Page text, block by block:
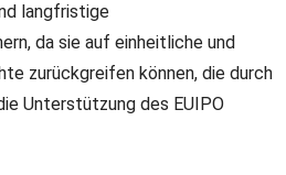
langfristige
da sie auf einheitliche und
zurückgreifen können, die durch
Unterstützung des EUIPO